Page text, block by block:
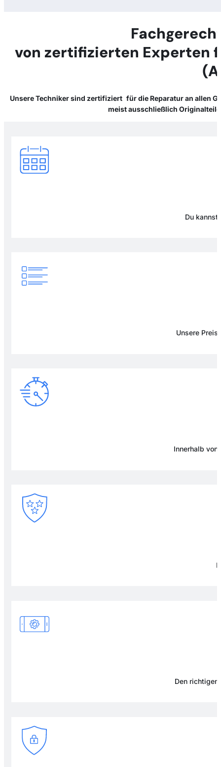
von zertifizierten Experten
Unsere Techniker sind zertifiziert für die Reparatur an allen
meist ausschließlich
Du kannst
Unsere
Innerhalb
Den